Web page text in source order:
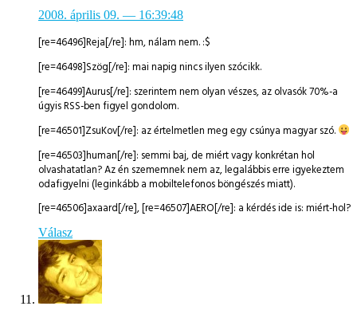
2008. április 09. — 16:39:48
[re=46496]Reja[/re]: hm, nálam nem. :$
[re=46498]Szög[/re]: mai napig nincs ilyen szócikk.
[re=46499]Aurus[/re]: szerintem nem olyan vészes, az olvasók 70%-a
úgyis RSS-ben figyel gondolom.
[re=46501]ZsuKov[/re]: az értelmetlen meg egy csúnya magyar szó.
[re=46503]human[/re]: semmi baj, de miért vagy konkrétan hol
olvashatatlan? Az én szememnek nem az, legalábbis erre igyekeztem
odafigyelni (leginkább a mobiltelefonos böngészés miatt).
[re=46506]axaard[/re], [re=46507]AERO[/re]: a kérdés ide is: miért-hol?
Válasz